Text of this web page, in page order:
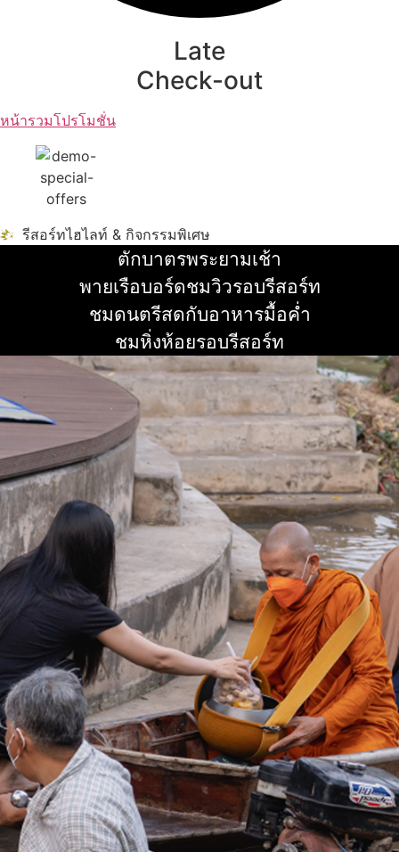
Late
Check-out
หน้ารวมโปรโมชั่น
รีสอร์ทไฮไลท์ & กิจกรรมพิเศษ
ตักบาตรพระยามเช้า
อ่านเพิ่ม
พายเรือบอร์ดชมวิวรอบรีสอร์ท
อ่านเพิ่ม
ชมดนตรีสดกับอาหารมื้อค่ำ
อ่านเพิ่ม
ชมหิ่งห้อยรอบรีสอร์ท
อ่านเพิ่ม